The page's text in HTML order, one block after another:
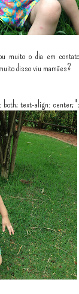
muito o dia em
disso viu mamães?
both; text-align: